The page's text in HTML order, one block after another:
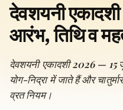
देवशयनी
आरंभ, तिथि व
देवशयनी एकादशी 2026 — 15
योग-निद्रा में जाते हैं और
व्रत नियम।